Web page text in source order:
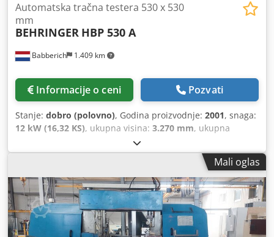
Babberich 1.409 km
Automatska tračna testera 530 x 530
mm
BEHRINGER HBP 530 A
Informacije o ceni Pozvati
Stanje: dobro (polovno), Godina proizvodnje: 2001, snaga:
12 kW (16,32 KS), ukupna visina: 3.270 mm, ukupna
, ukupna širina:
težina:4.400 kg, Proizvođač: BEHRINGER Tip: HBP 530 A
Godina proizvodnje: 2001 Specifikacije Csdpfxeu U Nars
Aikoha Metrički / US standard Kapacitet na 90°: 530 x 530
mm Minimalna dužina sečenja: 40 mm Maksimalna dužina
sečenja: 17 - 110 mm Snaga: 12 kW Transporter strugotine:
Da Dimenzije (približno): Dužina: 4000 mm Širina: 2250
mm Visina: 3270 mm Težina: 4400 kg Napomena:
Mali oglas